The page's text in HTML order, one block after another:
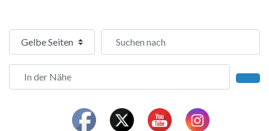
Suchtyp auswählen Suchen nach
In der Nähe